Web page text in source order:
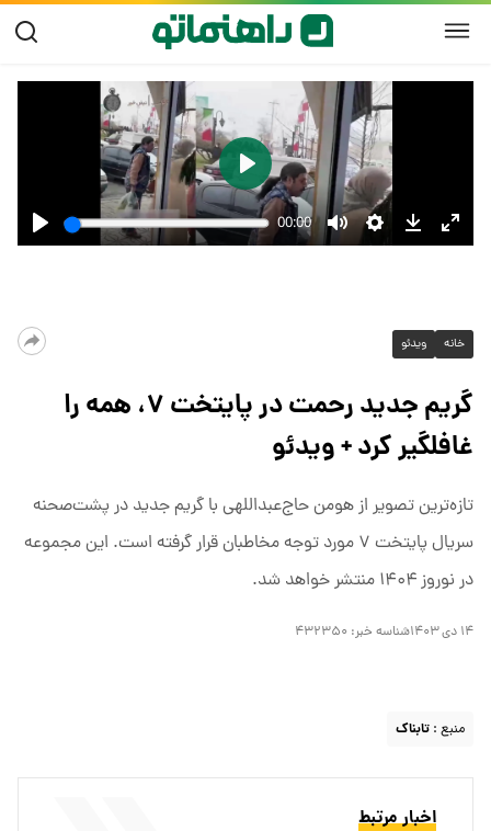
خانه ویدئو
گریم جدید رحمت در پایتخت ۷، همه را
غافلگیر کرد + ویدئو
تازه‌ترین تصویر از هومن حاج‌عبداللهی با گریم جدید در پشت‌صحنه
سریال پایتخت ۷ مورد توجه مخاطبان قرار گرفته است. این مجموعه
در نوروز ۱۴۰۴ منتشر خواهد شد.
۱۴ دی ۱۴۰۳ شناسه خبر: ۴۳۲۳۵۰
منبع : تابناک
اخبار مرتبط